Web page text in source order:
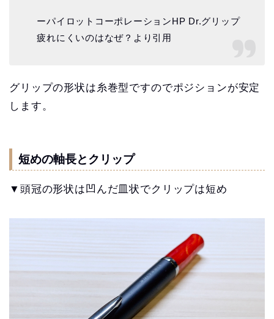
ーパイロットコーポレーションHP Dr.グリップ
疲れにくいのはなぜ？より引用
グリップの形状は糸巻型ですのでポジションが安定
します。
短めの軸長とクリップ
▼頭冠の形状は凹んだ皿状でクリップは短め